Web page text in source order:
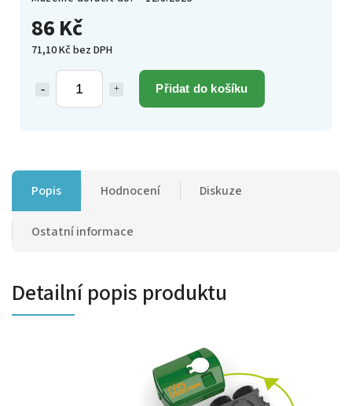
86 Kč
71,10 Kč bez DPH
Přidat do košíku
Popis Hodnocení Diskuze
Ostatní informace
Detailní popis produktu